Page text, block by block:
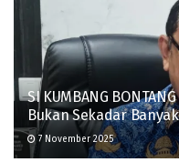
SI KUMBANG
Bukan Sekadar
7 November 2025